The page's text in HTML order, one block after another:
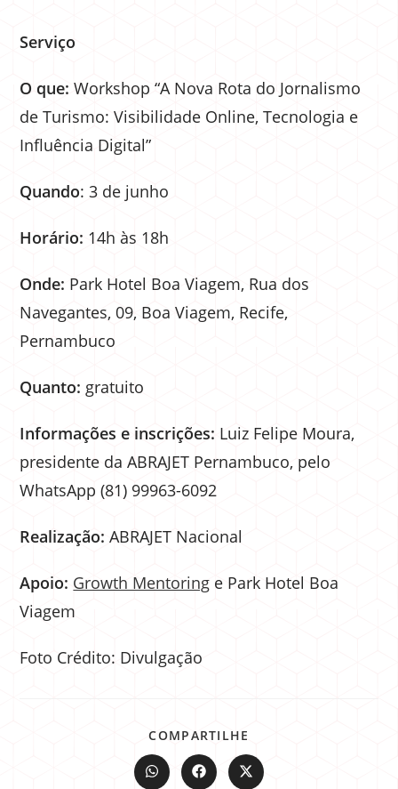
Serviço
O que: Workshop “A Nova Rota do Jornalismo
de Turismo: Visibilidade Online, Tecnologia e
Influência Digital”
Quando: 3 de junho
Horário: 14h às 18h
Onde: Park Hotel Boa Viagem, Rua dos
Navegantes, 09, Boa Viagem, Recife,
Pernambuco
Quanto: gratuito
Informações e inscrições: Luiz Felipe Moura,
presidente da ABRAJET Pernambuco, pelo
WhatsApp (81) 99963-6092
Realização: ABRAJET Nacional
Apoio: Growth Mentoring e Park Hotel Boa
Viagem
Foto Crédito: Divulgação
COMPARTILHE